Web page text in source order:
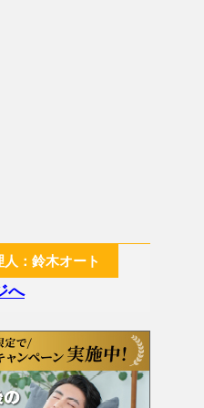
：鈴木オート
へ